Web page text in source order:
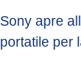
Sony apre
portatile per